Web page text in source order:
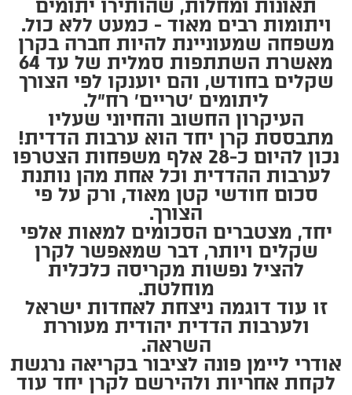
תאונות ומחלות, שהותירו יתומים
ויתומות רבים מאוד - כמעט ללא כול.
משפחה שמעוניינת להיות חברה בקרן
מאשרת השתתפות סמלית של עד 64
שקלים בחודש, והם יוענקו לפי הצורך
ליתומים ׳טריים׳ רח״ל.
העיקרון החשוב והחיוני שעליו
מתבססת קרן יחד הוא ערבות הדדית!
נכון להיום כ-28 אלף משפחות הצטרפו
לערבות ההדדית וכל אחת מהן נותנת
סכום חודשי קטן מאוד, ורק על פי
הצורך.
יחד, מצטברים הסכומים למאות אלפי
שקלים ויותר, דבר שמאפשר לקרן
להציל נפשות מקריסה כלכלית
מוחלטת.
זו עוד דוגמה ניצחת לאחדות ישראל
ולערבות הדדית יהודית מעוררת
השראה.
אודרי ליימן פונה לציבור בקריאה נרגשת
לקחת אחריות ולהירשם לקרן יחד עוד